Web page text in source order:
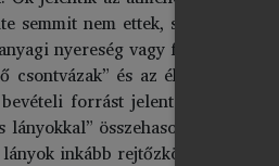
semmit nem ettek, sokan
nyereség vagy
csontvázak” és az
forrást jelentett az
lányokkal” összehasonlítva, s
inkább rejtőzködtek. A